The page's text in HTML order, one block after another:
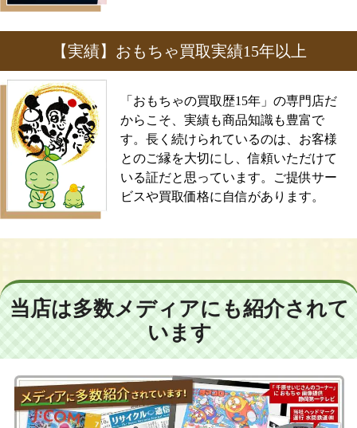
【実績】おもちゃ買取実績15年以上
「おもちゃの買取歴15年」の専門店だ
からこそ、実績も商品知識も豊富で
す。長く続けられているのは、お客様
とのご縁を大切にし、信頼いただけて
いる証だと思っています。ご提供サー
ビスや買取価格に自信があります。
当店は多数メディアにも紹介されて
います